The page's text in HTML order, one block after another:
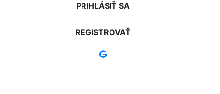
PRIHLÁSIŤ SA
REGISTROVAŤ